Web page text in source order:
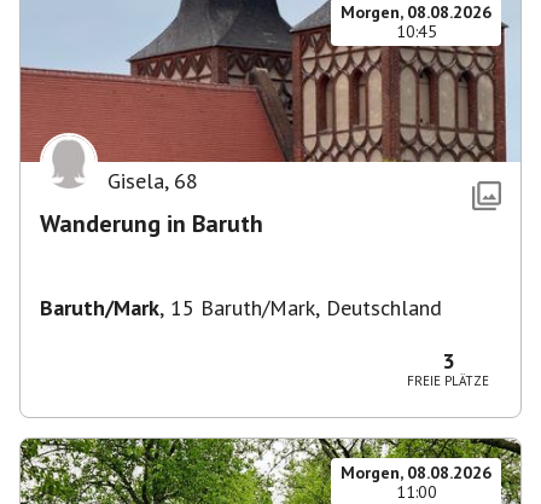
Morgen, 08.08.2026
10:45
Gisela, 68
Wanderung in Baruth
Baruth/Mark, 15 Baruth/Mark, Deutschland
3
FREIE PLÄTZE
Morgen, 08.08.2026
11:00